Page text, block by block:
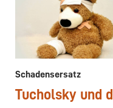
Schadensersatz
Tucholsky und